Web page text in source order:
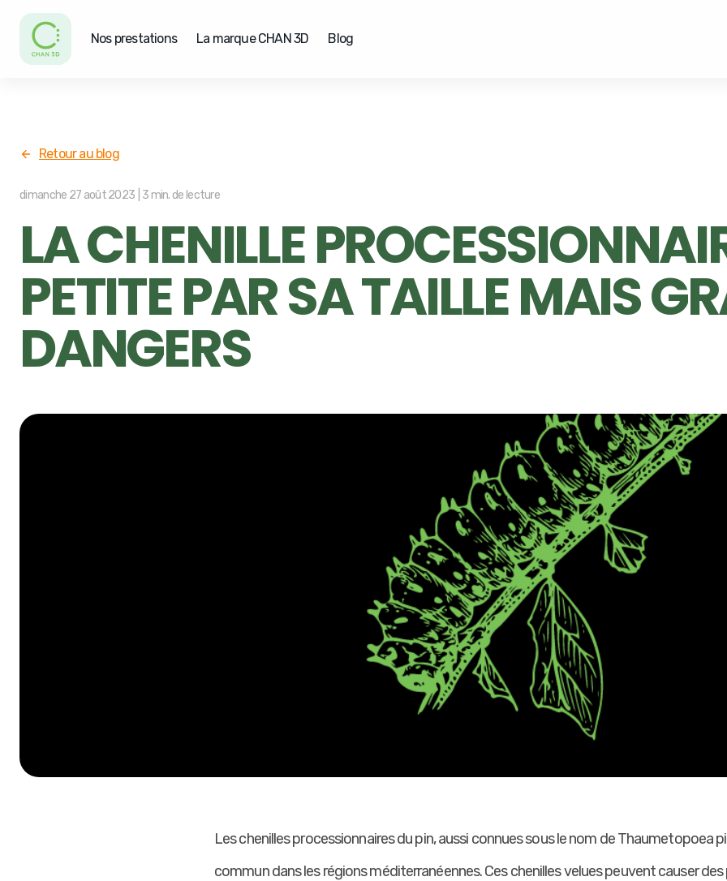
Nos prestations La marque CHAN 3D Blog
Retour au blog
dimanche 27 août 2023 3 min. de lecture
LA CHENILLE
PETITE PAR SA TAILLE MAIS
DANGERS
Les chenilles processionnaires du pin, aussi connues sous le nom de Thaumetopoea
commun dans les régions méditerranéennes. Ces chenilles velues peuvent causer